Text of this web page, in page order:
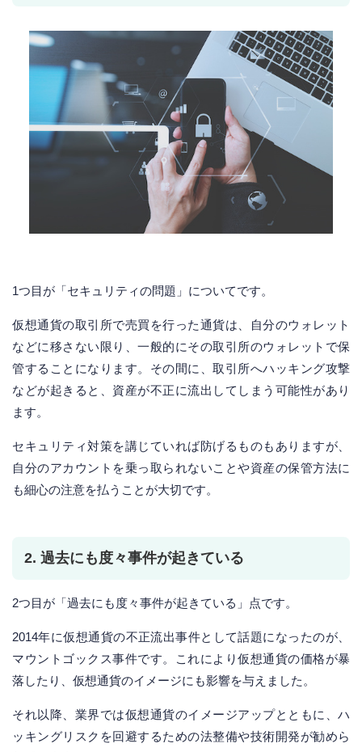
1つ目が「セキュリティの問題」についてです。
仮想通貨の取引所で売買を行った通貨は、自分のウォレット
などに移さない限り、一般的にその取引所のウォレットで保
管することになります。その間に、取引所へハッキング攻撃
などが起きると、資産が不正に流出してしまう可能性があり
ます。
セキュリティ対策を講じていれば防げるものもありますが、
自分のアカウントを乗っ取られないことや資産の保管方法に
も細心の注意を払うことが大切です。
2. 過去にも度々事件が起きている
2つ目が「過去にも度々事件が起きている」点です。
2014年に仮想通貨の不正流出事件として話題になったのが、
マウントゴックス事件です。これにより仮想通貨の価格が暴
落したり、仮想通貨のイメージにも影響を与えました。
それ以降、業界では仮想通貨のイメージアップとともに、ハ
ッキングリスクを回避するための法整備や技術開発が勧めら